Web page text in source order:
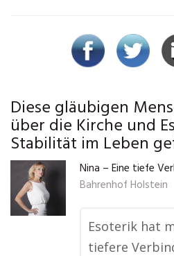
Diese gläubigen
über die Kirche und
Stabilität im Leben
Nina – Eine tiefe
Bahrenhof Holstein
Esoterik hat
tiefere